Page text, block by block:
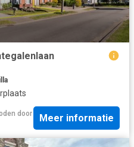
door
Meer informatie